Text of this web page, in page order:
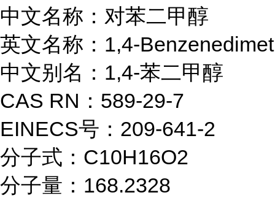
中文名称：对苯二甲醇
英文名称：1,4-
中文别名：1,4-苯二甲醇
CAS RN：589-29-7
EINECS号：209-641-2
分子式：C10H16O2
分子量：168.2328